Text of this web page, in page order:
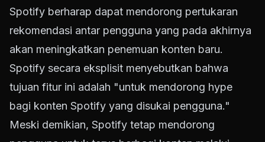
Spotify berharap dapat mendorong pertukaran
rekomendasi antar pengguna yang pada akhirnya
akan meningkatkan penemuan konten baru.
Spotify secara eksplisit menyebutkan bahwa
tujuan fitur ini adalah "untuk mendorong hype
bagi konten Spotify yang disukai pengguna."
Meski demikian, Spotify tetap mendorong